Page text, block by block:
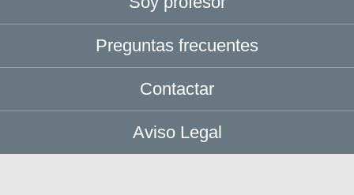
Preguntas frecuentes
Contactar
Aviso Legal